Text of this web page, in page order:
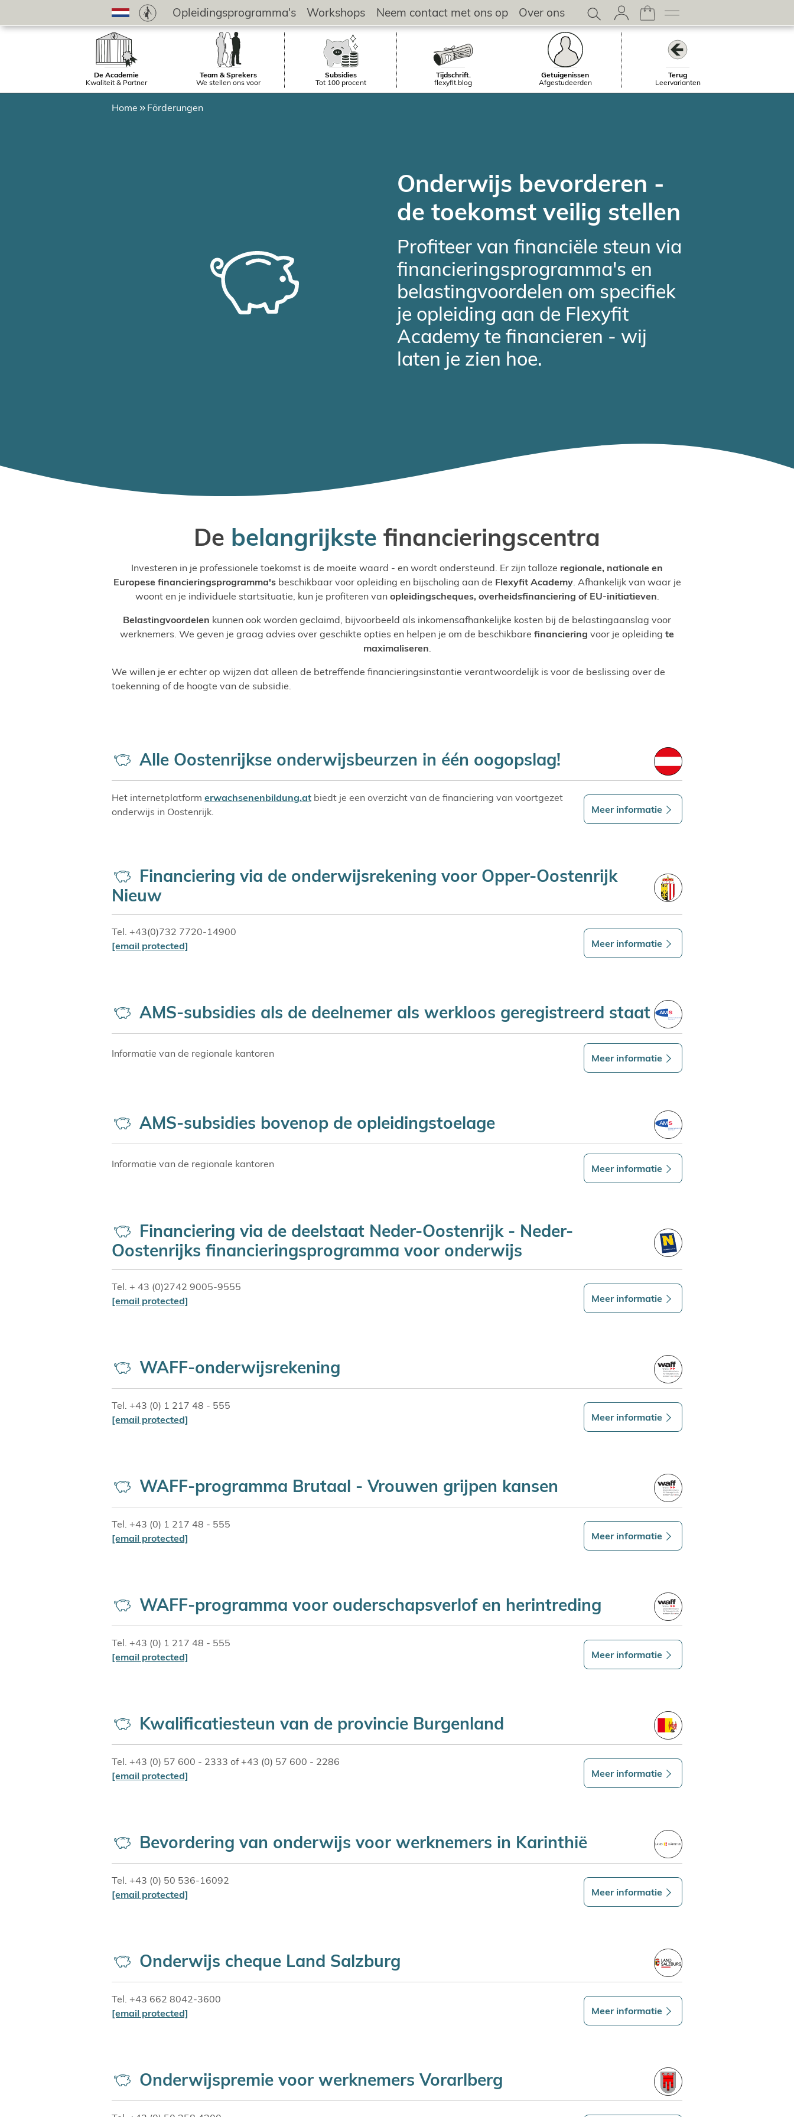
Opleidingsprogramma's Workshops Neem contact met ons op Over ons
De Academie
Kwaliteit & Partner
Team & Sprekers
We stellen ons voor
Subsidies
Tot 100 procent
Tijdschrift.
flexyfit.blog
Getuigenissen
Afgestudeerden
Terug
Leervarianten
Home Förderungen
Onderwijs bevorderen -
de toekomst veilig stellen
Profiteer van financiële steun via
financieringsprogramma's en
belastingvoordelen om specifiek
je opleiding aan de Flexyfit
Academy te financieren - wij
laten je zien hoe.
De belangrijkste financieringscentra
Investeren in je professionele toekomst is de moeite waard - en wordt ondersteund. Er zijn talloze regionale, nationale en
Europese financieringsprogramma'sbeschikbaar voor opleiding en bijscholing aan de Flexyfit Academy. Afhankelijk van waar je
woont en je individuele startsituatie, kun je profiteren van opleidingscheques, overheidsfinanciering of EU-initiatieven.
Belastingvoordelen kunnen ook worden geclaimd, bijvoorbeeld als inkomensafhankelijke kosten bij de belastingaanslag voor
werknemers. We geven je graag advies over geschikte opties en helpen je om de beschikbare financiering voor je opleiding te
maximaliseren.
We willen je er echter op wijzen dat alleen de betreffende financieringsinstantie verantwoordelijk is voor de beslissing over de
toekenning of de hoogte van de subsidie.
Alle Oostenrijkse onderwijsbeurzen in één oogopslag!
Het internetplatform erwachsenenbildung.at biedt je een overzicht van de financiering van voortgezet
onderwijs in Oostenrijk.
Meer informatie
Financiering via de onderwijsrekening voor Opper-Oostenrijk
Nieuw
Tel. +43(0)732 7720-14900
[email protected]
Meer informatie
AMS-subsidies als de deelnemer als werkloos geregistreerd staat
Informatie van de regionale kantoren Meer informatie
AMS-subsidies bovenop de opleidingstoelage
Informatie van de regionale kantoren Meer informatie
Financiering via de deelstaat Neder-Oostenrijk - Neder-
Oostenrijks financieringsprogramma voor onderwijs
Tel. + 43 (0)2742 9005-9555
[email protected]
Meer informatie
WAFF-onderwijsrekening
Tel. +43 (0) 1 217 48 - 555
[email protected]
Meer informatie
WAFF-programma Brutaal - Vrouwen grijpen kansen
Tel. +43 (0) 1 217 48 - 555
[email protected]
Meer informatie
WAFF-programma voor ouderschapsverlof en herintreding
Tel. +43 (0) 1 217 48 - 555
[email protected]
Meer informatie
Kwalificatiesteun van de provincie Burgenland
Tel. +43 (0) 57 600 - 2333 of +43 (0) 57 600 - 2286
[email protected]
Meer informatie
Bevordering van onderwijs voor werknemers in Karinthië
Tel. +43 (0) 50 536-16092
[email protected]
Meer informatie
Onderwijs cheque Land Salzburg
Tel. +43 662 8042-3600
[email protected]
Meer informatie
Onderwijspremie voor werknemers Vorarlberg